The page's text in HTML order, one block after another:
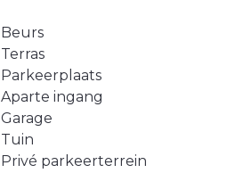
Beurs
Terras
Parkeerplaats
Aparte ingang
Garage
Tuin
Privé parkeerterrein